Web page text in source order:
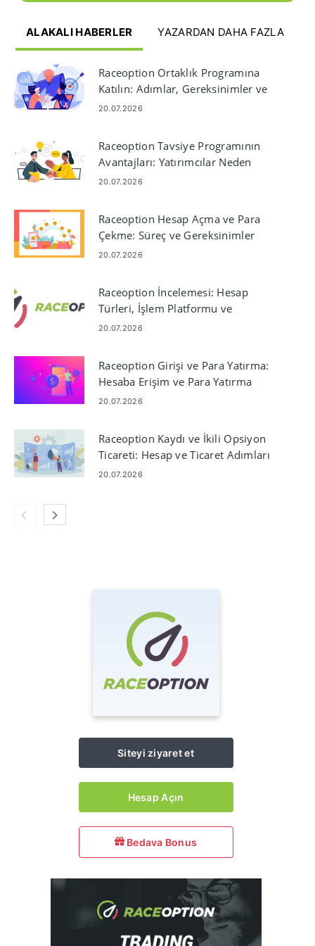
ALAKALI HABERLER YAZARDAN DAHA FAZLA
Raceoption Ortaklık Programına
Katılın: Adımlar, Gereksinimler ve
Ödemeler
20.07.2026
Raceoption Tavsiye Programının
Avantajları: Yatırımcılar Neden
Raceoption'ı Seçiyor?
20.07.2026
Raceoption Hesap Açma ve Para
Çekme: Süreç ve Gereksinimler
20.07.2026
Raceoption İncelemesi: Hesap
Türleri, İşlem Platformu ve
Ücretler
20.07.2026
Raceoption Girişi ve Para Yatırma:
Hesaba Erişim ve Para Yatırma
Adımları
20.07.2026
Raceoption Kaydı ve İkili Opsiyon
Ticareti: Hesap ve Ticaret Adımları
20.07.2026
Siteyi ziyaret et
Hesap Açın
Bedava Bonus